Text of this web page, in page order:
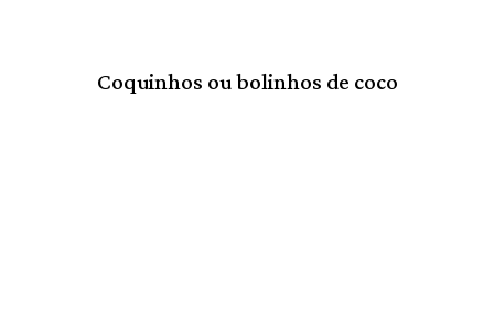
Coquinhos ou bolinhos de coco